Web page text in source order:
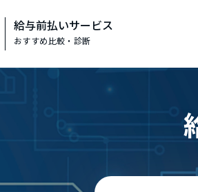
給与前払いサービス
おすすめ比較・診断